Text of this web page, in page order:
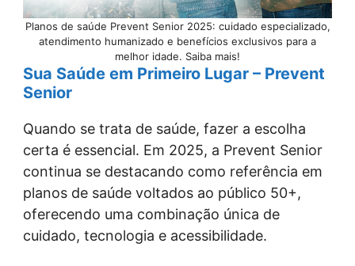
Planos de saúde Prevent Senior 2025: cuidado especializado,
atendimento humanizado e benefícios exclusivos para a
melhor idade. Saiba mais!
Sua Saúde em Primeiro Lugar – Prevent
Senior
Quando se trata de saúde, fazer a escolha
certa é essencial. Em 2025, a Prevent Senior
continua se destacando como referência em
planos de saúde voltados ao público 50+,
oferecendo uma combinação única de
cuidado, tecnologia e acessibilidade.